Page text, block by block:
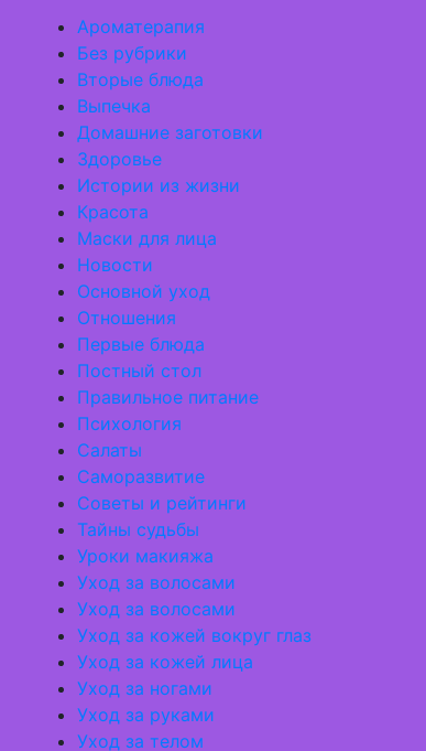
Ароматерапия
Без рубрики
Вторые блюда
Выпечка
Домашние заготовки
Здоровье
Истории из жизни
Красота
Маски для лица
Новости
Основной уход
Отношения
Первые блюда
Постный стол
Правильное питание
Психология
Салаты
Саморазвитие
Советы и рейтинги
Тайны судьбы
Уроки макияжа
Уход за волосами
Уход за волосами
Уход за кожей вокруг глаз
Уход за кожей лица
Уход за ногами
Уход за руками
Уход за телом